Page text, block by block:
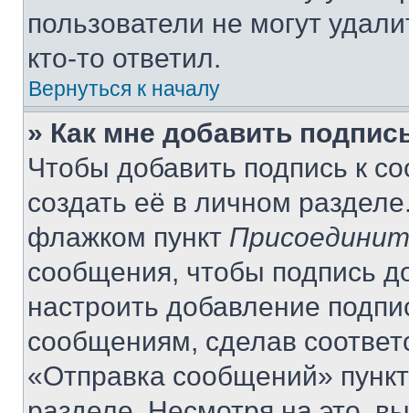
пользователи не могут
кто-то ответил.
Вернуться к началу
» Как мне добавить
Чтобы добавить подпись к
создать её в личном
флажком пункт
сообщения, чтобы подпись
настроить добавление
сообщениям, сделав
«Отправка сообщений»